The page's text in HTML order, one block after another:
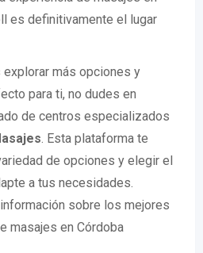
es definitivamente el lugar
más opciones y
para ti, no dudes en
de centros especializados
. Esta plataforma te
de opciones y elegir el
a tus necesidades.
sobre los mejores
masajes en Córdoba